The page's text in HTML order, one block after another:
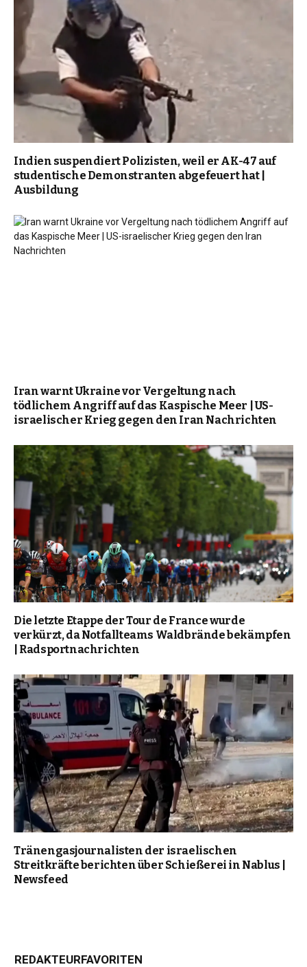
Indien suspendiert Polizisten, weil er AK-47 auf
studentische Demonstranten abgefeuert hat |
Ausbildung
Iran warnt Ukraine vor Vergeltung nach
tödlichem Angriff auf das Kaspische Meer | US-
israelischer Krieg gegen den Iran Nachrichten
Die letzte Etappe der Tour de France wurde
verkürzt, da Notfallteams Waldbrände bekämpfen
| Radsportnachrichten
Tränengasjournalisten der israelischen
Streitkräfte berichten über Schießerei in Nablus |
Newsfeed
REDAKTEURFAVORITEN